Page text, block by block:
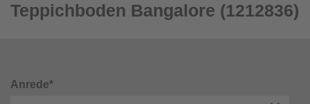
Teppichboden Bangalore (1212836)
Anrede*